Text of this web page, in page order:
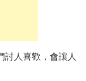
討人喜歡，會讓人